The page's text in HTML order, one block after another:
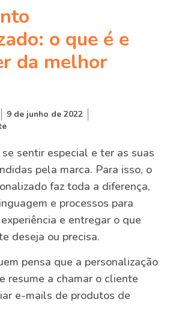
o que é e
da melhor
9 de junho de 2022
sentir especial e ter as suas
pela marca. Para isso, o
faz toda a diferença,
e processos para
e entregar o que
deseja ou precisa.
pensa que a personalização
resume a chamar o cliente
e-mails de produtos de